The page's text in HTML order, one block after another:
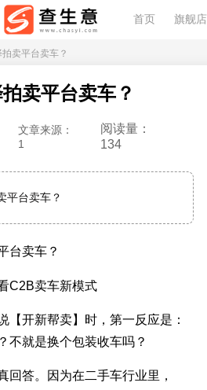
首页 旗舰店
卖平台卖车？
卖平台卖车？
文章来源：
1
阅读量：
134
平台卖车？
台卖车？
C2B卖车新模式
【开新帮卖】时，第一反应是：
不就是换个包装收车吗？
回答。因为在二手车行业里，